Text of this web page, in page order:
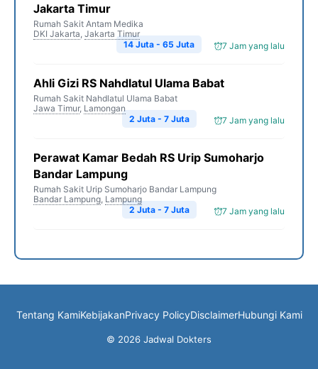
Jakarta Timur
Rumah Sakit Antam Medika
DKI Jakarta, Jakarta Timur
7 Jam yang lalu
14 Juta - 65 Juta
Ahli Gizi RS Nahdlatul Ulama Babat
Rumah Sakit Nahdlatul Ulama Babat
Jawa Timur, Lamongan
7 Jam yang lalu
2 Juta - 7 Juta
Perawat Kamar Bedah RS Urip Sumoharjo
Bandar Lampung
Rumah Sakit Urip Sumoharjo Bandar Lampung
Bandar Lampung, Lampung
7 Jam yang lalu
2 Juta - 7 Juta
Tentang KamiKebijakanPrivacy PolicyDisclaimerHubungi Kami
© 2026 Jadwal Dokters